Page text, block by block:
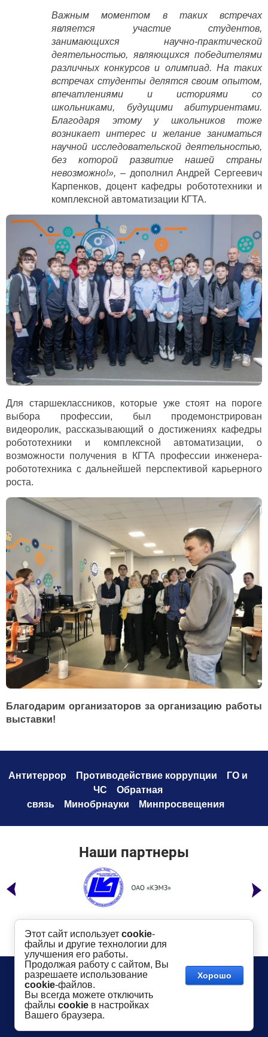
Важным моментом в таких встречах
является участие студентов,
занимающихся научно-практической
деятельностью, являющихся победителями
различных конкурсов и олимпиад. На таких
встречах студенты делятся своим опытом,
впечатлениями и историями со
школьниками, будущими абитуриентами.
Благодаря этому у школьников тоже
возникает интерес и желание заниматься
научной исследовательской деятельностью,
без которой развитие нашей страны
невозможно!», – дополнил Андрей Сергеевич
Карпенков, доцент кафедры робототехники и
комплексной автоматизации КГТА.
Для старшеклассников, которые уже стоят на пороге
выбора профессии, был продемонстрирован
видеоролик, рассказывающий о достижениях кафедры
робототехники и комплексной автоматизации, о
возможности получения в КГТА профессии инженера-
робототехника с дальнейшей перспективой карьерного
роста.
Благодарим организаторов за организацию работы
выставки!
Антитеррор Противодействие коррупции
ГО и
ЧС
Обратная
связь
Минобрнауки Минпросвещения
Наши партнеры
Телефон:8 (49232) 6-96-00
Адрес: г. Ковров, ул. Маяковского, 19
Показать на карте
©2016- 2026КГТУ им. В.А. Дегтярева
Использование материалов сайта разрешается
Сайт создан в:
megagroup.ru
Этот сайт использует cookie-
файлы и другие технологии для
улучшения его работы.
Продолжая работу с сайтом, Вы
разрешаете использование
cookie-файлов.
Вы всегда можете отключить
файлы cookie в настройках
Вашего браузера.
Хорошо